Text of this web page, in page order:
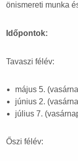
önismereti munka
Időpontok:
Tavaszi félév:
május 5.
június 2.
július 7.
Őszi félév: